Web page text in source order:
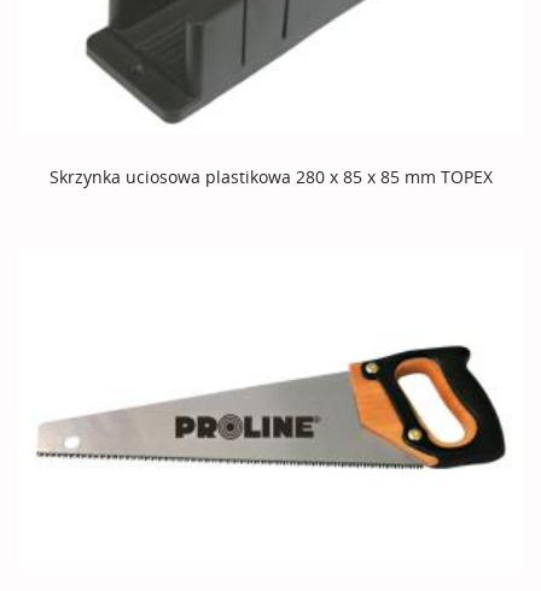
Skrzynka uciosowa plastikowa 280 x 85 x 85 mm TOPEX